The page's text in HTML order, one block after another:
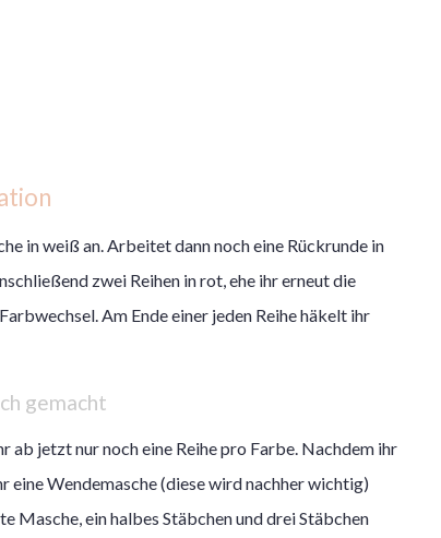
in weiß an. Arbeitet dann noch eine Rückrunde in
zwei Reihen in rot, ehe ihr erneut die
Am Ende einer jeden Reihe häkelt ihr
gemacht
ab jetzt nur noch eine Reihe pro Farbe. Nachdem ihr
Wendemasche (diese wird nachher wichtig)
Masche, ein halbes Stäbchen und drei Stäbchen